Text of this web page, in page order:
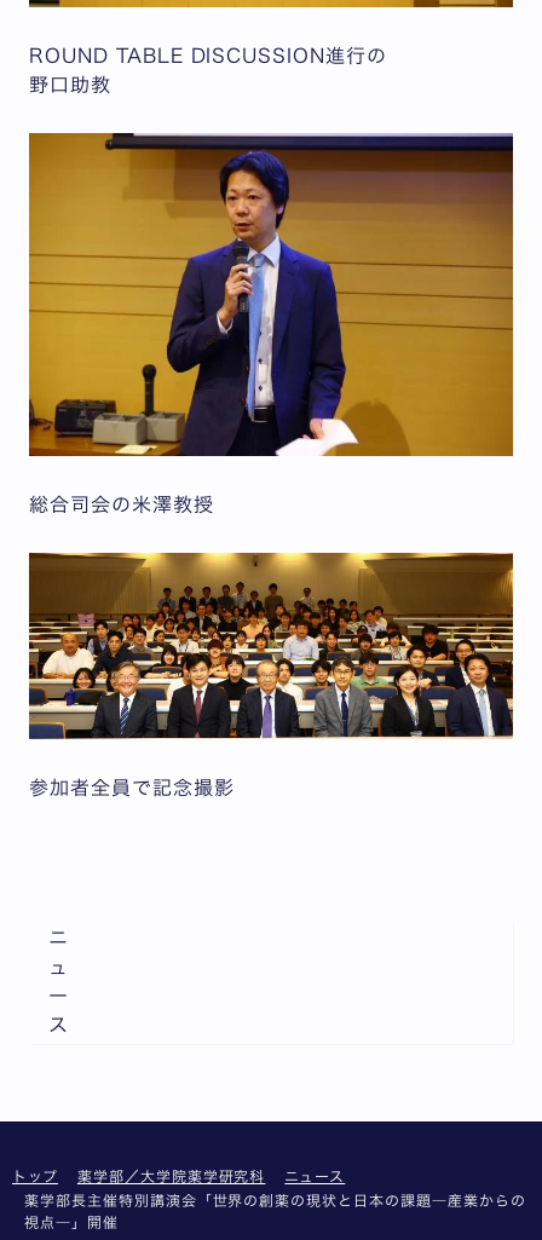
ROUND TABLE DISCUSSION進行の
野口助教
総合司会の米澤教授
参加者全員で記念撮影
ニ
ュ
ー
ス
トップ 薬学部／大学院薬学研究科
ニュース
薬学部長主催特別講演会「世界の創薬の現状と日本の課題―産業からの
視点―」開催